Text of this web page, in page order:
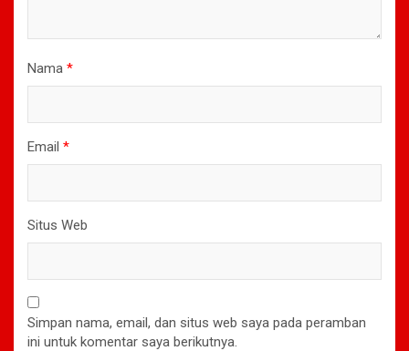
Nama *
Email *
Situs Web
Simpan nama, email, dan situs web saya pada peramban
ini untuk komentar saya berikutnya.